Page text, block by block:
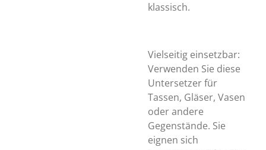
klassisch.
Vielseitig einsetzbar:
Verwenden Sie diese
Untersetzer für
Tassen, Gläser, Vasen
oder andere
Gegenstände. Sie
eignen sich